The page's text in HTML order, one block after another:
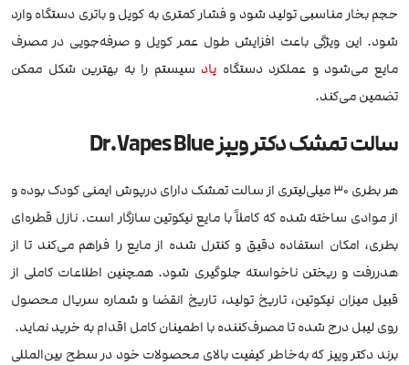
حجم بخار مناسبی تولید شود و فشار کمتری به کویل و باتری دستگاه وارد
شود. این ویژگی باعث افزایش طول عمر کویل و صرفه‌جویی در مصرف
مایع می‌شود و عملکرد دستگاه پاد سیستم را به بهترین شکل ممکن
تضمین می‌کند.
سالت تمشک دکتر ویپز Dr.Vapes Blue
هر بطری ۳۰ میلی‌لیتری از سالت تمشک دارای درپوش ایمنی کودک بوده و
از موادی ساخته شده که کاملاً با مایع نیکوتین سازگار است. نازل قطره‌ای
بطری، امکان استفاده دقیق و کنترل شده از مایع را فراهم می‌کند تا از
هدررفت و ریختن ناخواسته جلوگیری شود. همچنین اطلاعات کاملی از
قبیل میزان نیکوتین، تاریخ تولید، تاریخ انقضا و شماره سریال محصول
روی لیبل درج شده تا مصرف‌کننده با اطمینان کامل اقدام به خرید نماید.
برند دکتر ویپز که به‌خاطر کیفیت بالای محصولات خود در سطح بین‌المللی